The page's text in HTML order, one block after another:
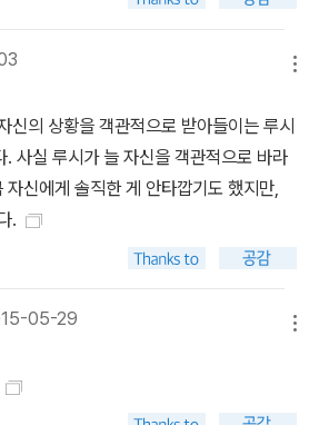
신의 상황을 객관적으로 받아들이는 루시
. 사실 루시가 늘 자신을 객관적으로 바라
신에게 솔직한 게 안타깝기도 했지만,
.
05-29